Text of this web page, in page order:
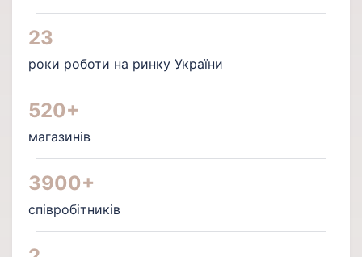
23
роки роботи на ринку України
520+
магазинів
3900+
співробітників